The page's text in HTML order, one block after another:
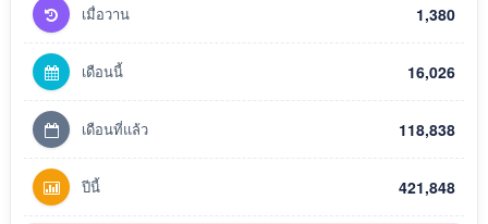
เมื่อวาน 1,380
เดือนนี้ 16,026
เดือนที่แล้ว 118,838
ปีนี้ 421,848